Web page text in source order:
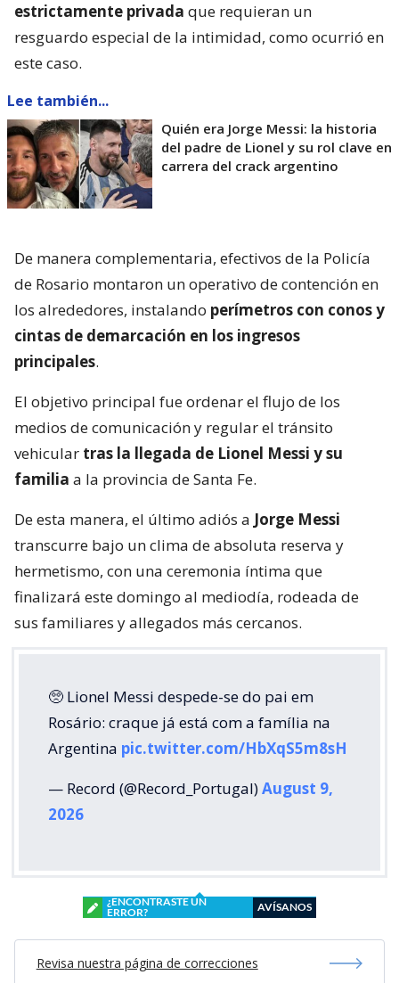
estrictamente privada que requieran un
resguardo especial de la intimidad, como ocurrió en
este caso.
Lee también...
Quién era Jorge Messi: la historia
del padre de Lionel y su rol clave en
carrera del crack argentino
De manera complementaria, efectivos de la Policía
de Rosario montaron un operativo de contención en
los alrededores, instalando perímetros con conos y
cintas de demarcación en los ingresos
principales.
El objetivo principal fue ordenar el flujo de los
medios de comunicación y regular el tránsito
vehicular tras la llegada de Lionel Messi y su
familia a la provincia de Santa Fe.
De esta manera, el último adiós a Jorge Messi
transcurre bajo un clima de absoluta reserva y
hermetismo, con una ceremonia íntima que
finalizará este domingo al mediodía, rodeada de
sus familiares y allegados más cercanos.
🥺 Lionel Messi despede-se do pai em
Rosário: craque já está com a família na
Argentina pic.twitter.com/HbXqS5m8sH
— Record (@Record_Portugal)August 9,
2026
¿ENCONTRASTE UN
ERROR?
AVÍSANOS
Revisa nuestra página de correcciones